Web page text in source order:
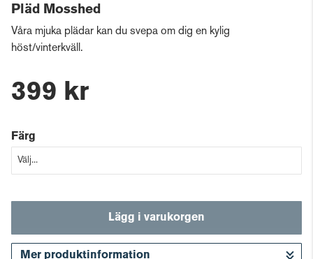
Pläd Mosshed
Våra mjuka plädar kan du svepa om dig en kylig
höst/vinterkväll.
399 kr
Färg
Lägg i varukorgen
Mer produktinformation